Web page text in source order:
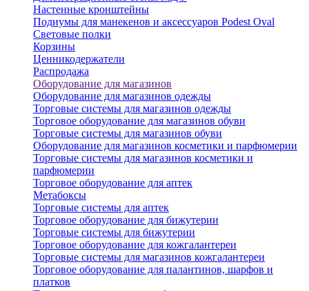
Настенные кронштейны
Подиумы для манекенов и аксессуаров Podest Oval
Световые полки
Корзины
Ценникодержатели
Распродажа
Оборудование для магазинов
Оборудование для магазинов одежды
Торговые системы для магазинов одежды
Торговое оборудование для магазинов обуви
Торговые системы для магазинов обуви
Оборудование для магазинов косметики и парфюмерии
Торговые системы для магазинов косметики и
парфюмерии
Торговое оборудование для аптек
Метабоксы
Торговые системы для аптек
Торговое оборудование для бижутерии
Торговые системы для бижутерии
Торговое оборудование для кожгалантереи
Торговые системы для магазинов кожгалантереи
Торговое оборудование для палантинов, шарфов и
платков